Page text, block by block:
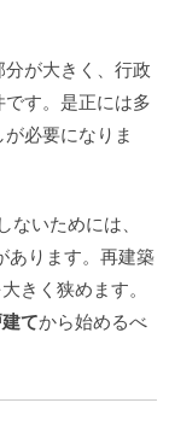
が大きく、行政
す。是正には多
必要になりま
ないためには、
あります。再建築
大きく狭めます。
てから始めるべ